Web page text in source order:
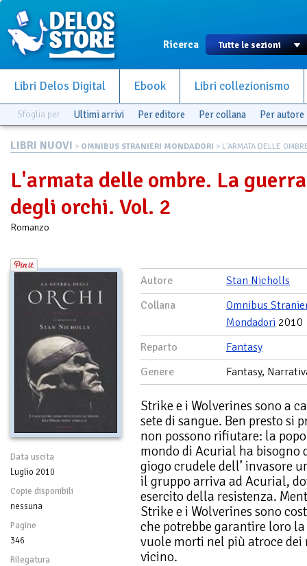
Ricerca
Libri Delos Digital Ebook Libri collezionismo
Sfoglia per Ultimi arrivi Per editore Per collana Per autore
LIBRI NUOVI > OMNIBUS STRANIERI MONDADORI > L'ARMATA DELLE
L'armata delle ombre. La guerra
degli orchi. Vol. 2
Romanzo
Data uscita
Luglio 2010
Copie disponibili
nessuna
Pagine
346
Rilegatura
Autore
Stan Nicholls
Collana
Omnibus
Mondadori 2010
Reparto
Fantasy
Genere
Fantasy,
Strike e i Wolverines sono a
sete di sangue. Ben presto si
non possono rifiutare: la
mondo di Acurial ha
giogo crudele dell’ invasore
il gruppo arriva ad Acurial,
esercito della resistenza.
Strike e i Wolverines sono
che potrebbe garantire loro
vuole morti nel più atroce
vicino.